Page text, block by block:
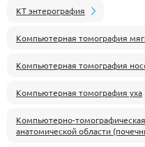
КТ энтерография
Компьютерная томография
Компьютерная томография
Компьютерная томография уха
Компьютерно-
анатомической области